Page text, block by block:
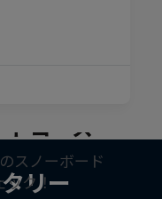
リー
ータン特
コース
スノーボード
ック！